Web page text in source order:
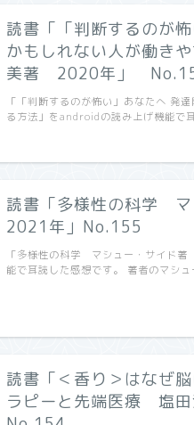
読書「「判断するのが
かもしれない人が働き
美著 2020年」
「「判断するのが怖い」あなたへ 発
る方法」をandroidの読み上げ機能で
読書「多様性の科学
2021年」No.155
「多様性の科学 マシュー・サイド
能で耳読した感想です。 著者のマシ
読書「＜香り＞はなぜ
ラピーと先端医療 塩